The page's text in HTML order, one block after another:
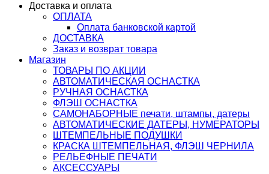
Доставка и оплата
ОПЛАТА
Оплата банковской картой
ДОСТАВКА
Заказ и возврат товара
Магазин
ТОВАРЫ ПО АКЦИИ
АВТОМАТИЧЕСКАЯ ОСНАСТКА
РУЧНАЯ ОСНАСТКА
ФЛЭШ ОСНАСТКА
САМОНАБОРНЫЕ печати, штампы, датеры
АВТОМАТИЧЕСКИЕ ДАТЕРЫ, НУМЕРАТОРЫ
ШТЕМПЕЛЬНЫЕ ПОДУШКИ
КРАСКА ШТЕМПЕЛЬНАЯ, ФЛЭШ ЧЕРНИЛА
РЕЛЬЕФНЫЕ ПЕЧАТИ
АКСЕССУАРЫ